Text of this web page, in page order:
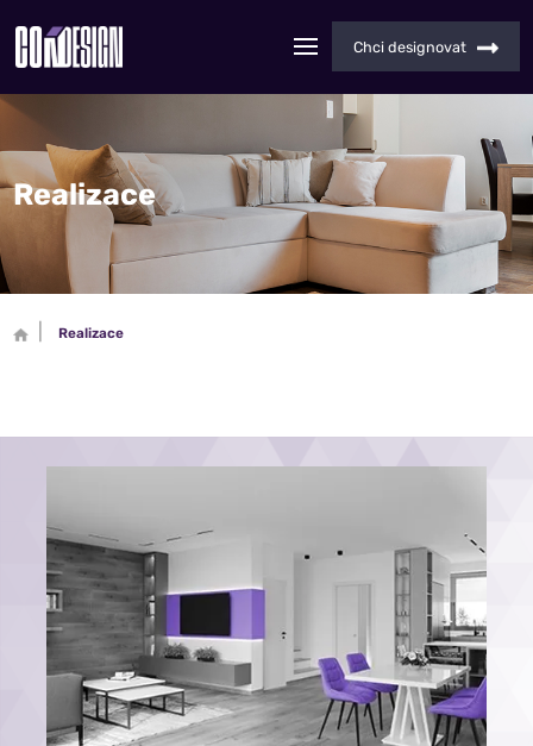
Chci designovat
Realizace
Realizace